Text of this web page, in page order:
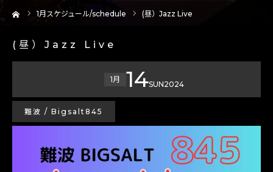
1月スケジュール/schedule (昼）Jazz Live
(昼）Jazz Live
1月 14SUN2024
難波 / Bigsalt845